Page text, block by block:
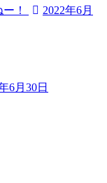
！
2022年6月
6月30日